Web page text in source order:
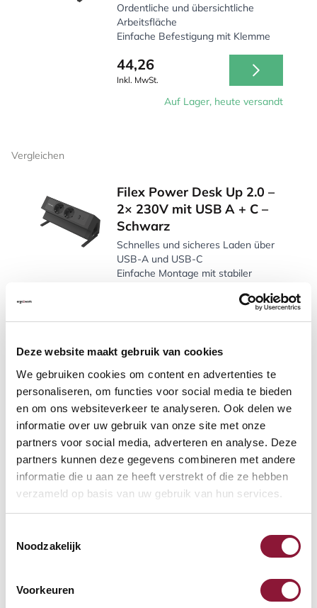
Deze website maakt gebruik van cookies
We gebruiken cookies om content en advertenties te
personaliseren, om functies voor social media te bieden
en om ons websiteverkeer te analyseren. Ook delen we
informatie over uw gebruik van onze site met onze
partners voor social media, adverteren en analyse. Deze
partners kunnen deze gegevens combineren met andere
informatie die u aan ze heeft verstrekt of die ze hebben
verzameld op basis van uw gebruik van hun services.
Noodzakelijk
Voorkeuren
Ordentliche und übersichtliche
Arbeitsfläche
Einfache Befestigung mit Klemme
44,26
Inkl. MwSt.
Auf Lager, heute versandt
Vergleichen
Filex Power Desk Up 2.0 –
2× 230V mit USB A + C –
Schwarz
Schnelles und sicheres Laden über
USB-A und USB-C
Einfache Montage mit stabiler
107,10
Inkl. MwSt.
Auf Lager, heute versandt
Filex Power Desk Up 2.0 –
2×230V mit USB A+C –